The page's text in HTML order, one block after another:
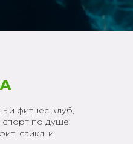
фитнес-клуб,
спорт по душе:
сайкл, и